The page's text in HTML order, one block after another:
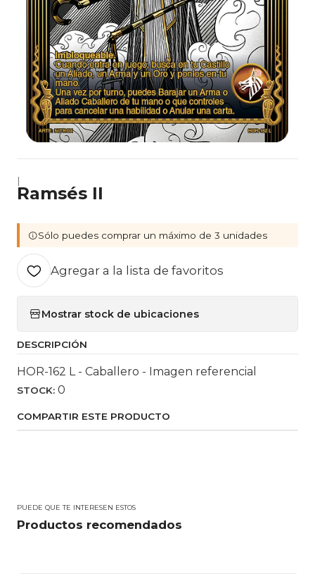
|
Ramsés II
Sólo puedes comprar un máximo de 3 unidades
Agregar a la lista de favoritos
Mostrar stock de ubicaciones
DESCRIPCIÓN
HOR-162 L - Caballero - Imagen referencial
STOCK: 0
COMPARTIR ESTE PRODUCTO
PUEDE QUE TE INTERESEN ESTOS
Productos recomendados